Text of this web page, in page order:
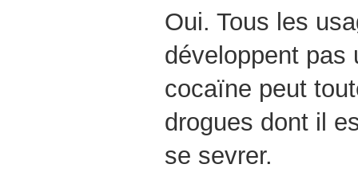
Oui. Tous les
développent pas
cocaïne peut
drogues dont il
se sevrer.